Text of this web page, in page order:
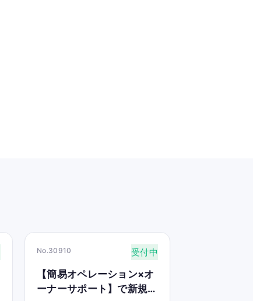
No.30910 受付中
【簡易オペレーション×オ
ーナーサポート】で新規参